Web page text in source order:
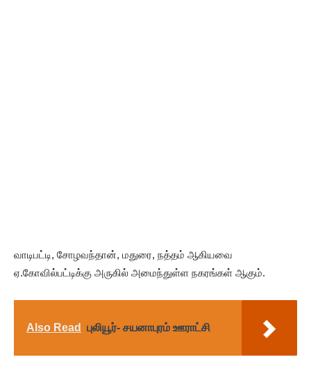
வாடிபட்டி, சோழவந்தான், மதுரை, நத்தம் ஆகியவை
ஏ.கோவில்பட்டிக்கு அருகில் அமைந்துள்ள நகரங்கள் ஆகும்.
Also Read புலியூர்- சயனாபுரம் ஊராட்சி